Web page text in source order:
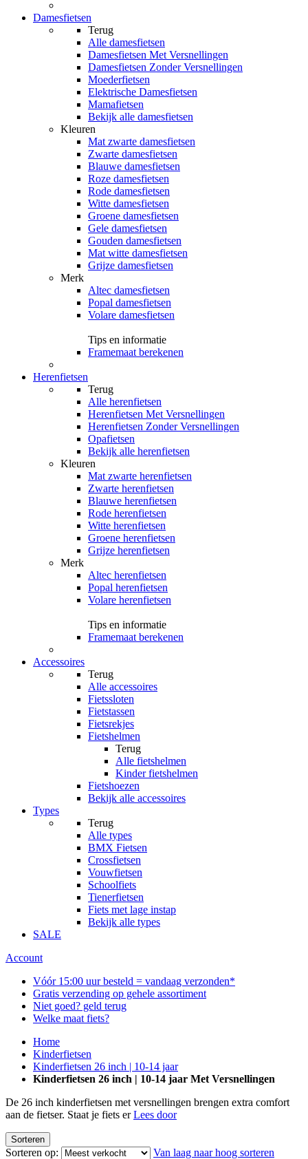
Damesfietsen
Terug
Alle damesfietsen
Damesfietsen Met Versnellingen
Damesfietsen Zonder Versnellingen
Moederfietsen
Elektrische Damesfietsen
Mamafietsen
Bekijk alle damesfietsen
Kleuren
Mat zwarte damesfietsen
Zwarte damesfietsen
Blauwe damesfietsen
Roze damesfietsen
Rode damesfietsen
Witte damesfietsen
Groene damesfietsen
Gele damesfietsen
Gouden damesfietsen
Mat witte damesfietsen
Grijze damesfietsen
Merk
Altec damesfietsen
Popal damesfietsen
Volare damesfietsen
Tips en informatie
Framemaat berekenen
Herenfietsen
Terug
Alle herenfietsen
Herenfietsen Met Versnellingen
Herenfietsen Zonder Versnellingen
Opafietsen
Bekijk alle herenfietsen
Kleuren
Mat zwarte herenfietsen
Zwarte herenfietsen
Blauwe herenfietsen
Rode herenfietsen
Witte herenfietsen
Groene herenfietsen
Grijze herenfietsen
Merk
Altec herenfietsen
Popal herenfietsen
Volare herenfietsen
Tips en informatie
Framemaat berekenen
Accessoires
Terug
Alle accessoires
Fietssloten
Fietstassen
Fietsrekjes
Fietshelmen
Terug
Alle fietshelmen
Kinder fietshelmen
Fietshoezen
Bekijk alle accessoires
Types
Terug
Alle types
BMX Fietsen
Crossfietsen
Vouwfietsen
Schoolfiets
Tienerfietsen
Fiets met lage instap
Bekijk alle types
SALE
Account
Vóór 15:00 uur besteld = vandaag verzonden*
Gratis verzending op gehele assortiment
Niet goed? geld terug
Welke maat fiets?
Home
Kinderfietsen
Kinderfietsen 26 inch | 10-14 jaar
Kinderfietsen 26 inch | 10-14 jaar Met Versnellingen
De 26 inch kinderfietsen met versnellingen brengen extra comfort
aan de fietser. Staat je fiets erLees door
Sorteren
Sorteren op: Van laag naar hoog sorteren